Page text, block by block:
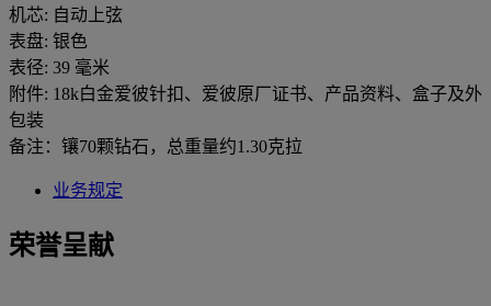
机芯: 自动上弦
表盘: 银色
表径: 39 毫米
附件: 18k白金爱彼针扣、爱彼原厂证书、产品资料、盒子及外
包装
备注：镶70颗钻石，总重量约1.30克拉
业务规定
荣誉呈献